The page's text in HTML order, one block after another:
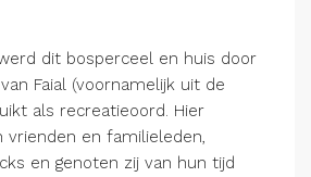
dit bosperceel en huis door
Faial (voornamelijk uit de
als recreatieoord. Hier
vrienden en familieleden,
en genoten zij van hun tijd